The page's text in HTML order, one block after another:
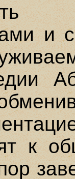
и
к